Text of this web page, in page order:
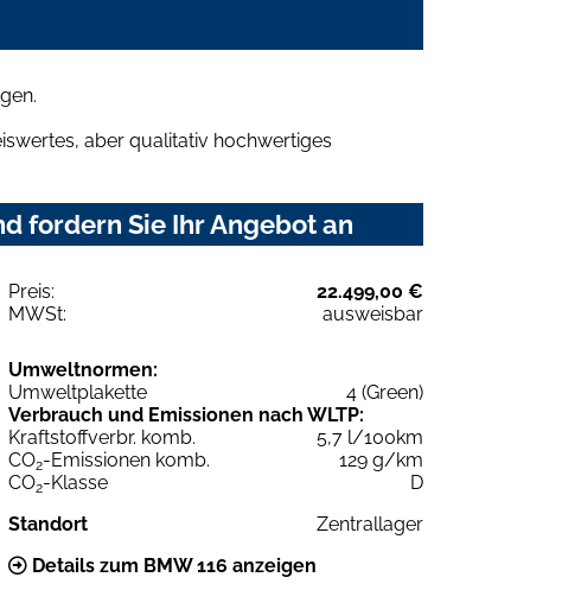
aber qualitativ hochwertiges
fordern Sie Ihr Angebot an
Preis:
22.499,00 €
MWSt:
ausweisbar
Umweltnormen:
Umweltplakette
4 (Green)
Verbrauch und Emissionen nach WLTP:
Kraftstoffverbr. komb.
5,7 l/100km
CO2-Emissionen komb.
129 g/km
CO2-Klasse
D
Standort
Zentrallager
Details zum BMW 116 anzeigen